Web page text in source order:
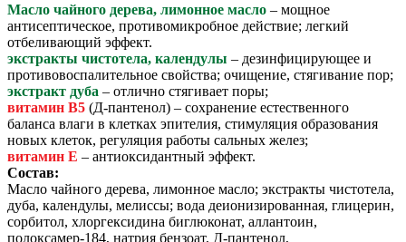
Масло чайного дерева, лимонное масло – мощное
антисептическое, противомикробное действие; легкий
отбеливающий эффект.
экстракты чистотела, календулы – дезинфицирующее и
противовоспалительное свойства; очищение, стягивание пор;
экстракт дуба – отлично стягивает поры;
витамин В5 (Д-пантенол) – сохранение естественного
баланса влаги в клетках эпителия, стимуляция образования
новых клеток, регуляция работы сальных желез;
витамин Е – антиоксидантный эффект.
Состав:
Масло чайного дерева, лимонное масло; экстракты чистотела,
дуба, календулы, мелиссы; вода деионизированная, глицерин,
сорбитол, хлоргексидина биглюконат, аллантоин,
полоксамер-184, натрия бензоат, Д-пантенол,